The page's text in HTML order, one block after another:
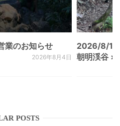
業のお知らせ
2026年8月4日
2026/8/
朝明渓谷 ×
POSTS